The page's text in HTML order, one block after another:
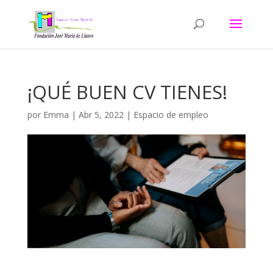
¡QUÉ BUEN CV TIENES!
por Emma | Abr 5, 2022| Espacio de empleo